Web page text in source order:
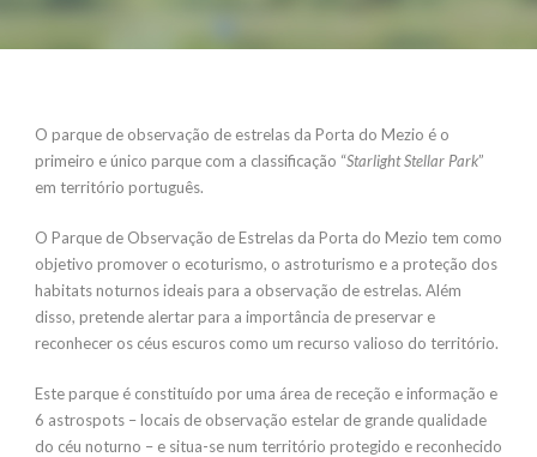
O parque de observação de estrelas da Porta do Mezio é o
primeiro e único parque com a classificação “Starlight Stellar Park”
em território português.
O Parque de Observação de Estrelas da Porta do Mezio tem como
objetivo promover o ecoturismo, o astroturismo e a proteção dos
habitats noturnos ideais para a observação de estrelas. Além
disso, pretende alertar para a importância de preservar e
reconhecer os céus escuros como um recurso valioso do território.
Este parque é constituído por uma área de receção e informação e
6 astrospots – locais de observação estelar de grande qualidade
do céu noturno – e situa-se num território protegido e reconhecido